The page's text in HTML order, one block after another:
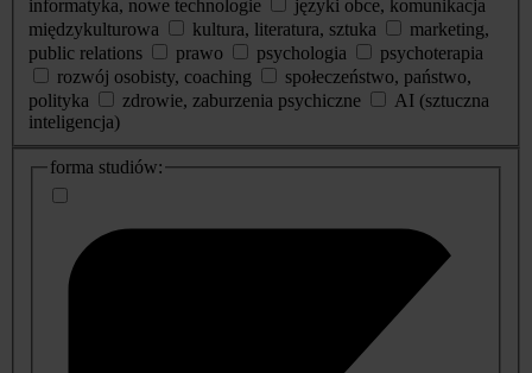
informatyka, nowe technologie
języki obce, komunikacja
międzykulturowa
kultura, literatura, sztuka
marketing,
public relations
prawo psychologia
psychoterapia
rozwój osobisty, coaching
społeczeństwo, państwo,
polityka
zdrowie, zaburzenia psychiczne
AI (sztuczna
inteligencja)
dodatkowe
informacje
forma studiów: